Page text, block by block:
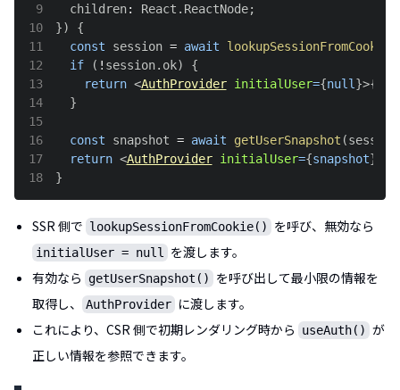
9
  children
: React . ReactNode;
10
})
{
11
const session = await lookupSessionFromCookie
12
if ( ! session. ok)
{
13
return <AuthProvider initialUser={null }>{
14
}
15
16
const snapshot = await getUserSnapshot (session
17
return <AuthProvider initialUser={snapshot}
18
}
SSR 側で lookupSessionFromCookie() を呼び、無効なら
initialUser = null
を渡します。
有効なら
getUserSnapshot()
を呼び出して最小限の情報を
取得し、
AuthProvider に渡します。
これにより、CSR 側で初期レンダリング時から
useAuth() が
正しい情報を参照できます。